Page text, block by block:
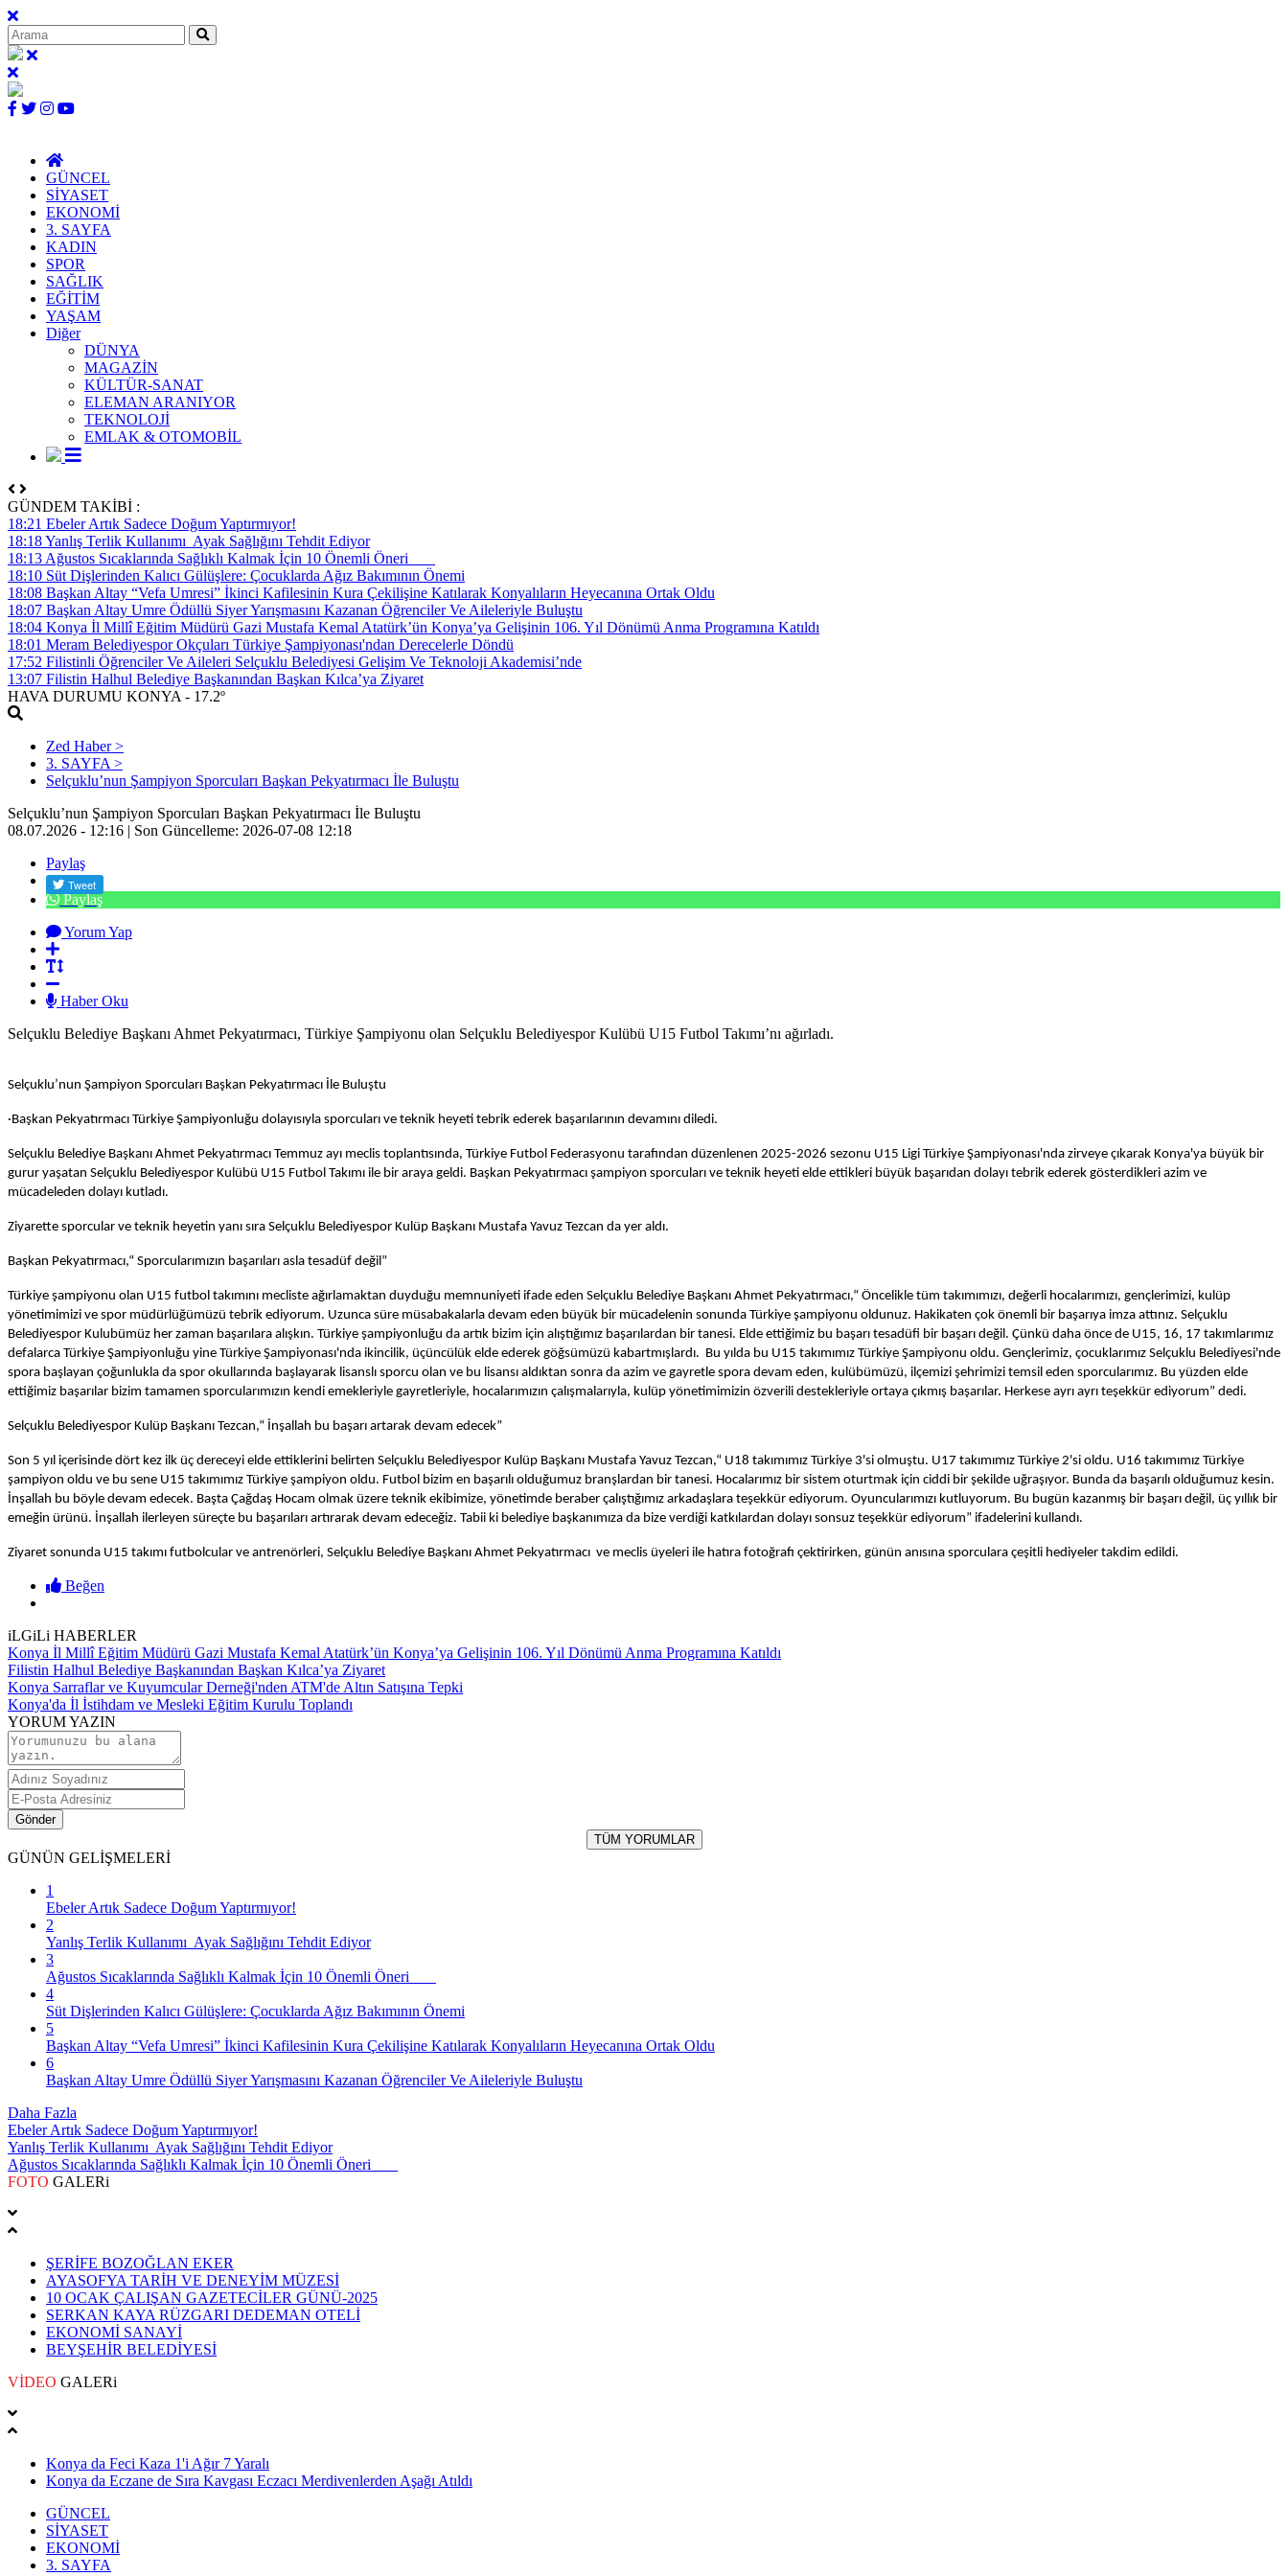
GÜNCEL
SİYASET
EKONOMİ
3. SAYFA
KADIN
SPOR
SAĞLIK
EĞİTİM
YAŞAM
Diğer
DÜNYA
MAGAZİN
KÜLTÜR-SANAT
ELEMAN ARANIYOR
TEKNOLOJİ
EMLAK & OTOMOBİL
GÜNDEM TAKİBİ :
18:21 Ebeler Artık Sadece Doğum Yaptırmıyor!
18:18 Yanlış Terlik Kullanımı Ayak Sağlığını Tehdit Ediyor
18:13 Ağustos Sıcaklarında Sağlıklı Kalmak İçin 10 Önemli Öneri
18:10 Süt Dişlerinden Kalıcı Gülüşlere: Çocuklarda Ağız Bakımının Önemi
18:08 Başkan Altay “Vefa Umresi” İkinci Kafilesinin Kura Çekilişine Katılarak Konyalıların Heyecanına Ortak Oldu
18:07 Başkan Altay Umre Ödüllü Siyer Yarışmasını Kazanan Öğrenciler Ve Aileleriyle Buluştu
18:04 Konya İl Millî Eğitim Müdürü Gazi Mustafa Kemal Atatürk’ün Konya’ya Gelişinin 106. Yıl Dönümü Anma Programına Katıldı
18:01 Meram Belediyespor Okçuları Türkiye Şampiyonası'ndan Derecelerle Döndü
17:52 Filistinli Öğrenciler Ve Aileleri Selçuklu Belediyesi Gelişim Ve Teknoloji Akademisi’nde
13:07 Filistin Halhul Belediye Başkanından Başkan Kılca’ya Ziyaret
HAVA DURUMU KONYA - 17.2º
Zed Haber >
3. SAYFA >
Selçuklu’nun Şampiyon Sporcuları Başkan Pekyatırmacı İle Buluştu
Selçuklu’nun Şampiyon Sporcuları Başkan Pekyatırmacı İle Buluştu
08.07.2026 - 12:16 | Son Güncelleme: 2026-07-08 12:18
Paylaş
Paylaş
Yorum Yap
Haber Oku
Selçuklu Belediye Başkanı Ahmet Pekyatırmacı, Türkiye Şampiyonu olan Selçuklu Belediyespor Kulübü U15 Futbol Takımı’nı ağırladı.
Selçuklu’nun Şampiyon Sporcuları Başkan Pekyatırmacı İle Buluştu
·Başkan Pekyatırmacı Türkiye Şampiyonluğu dolayısıyla sporcuları ve teknik heyeti tebrik ederek başarılarının devamını diledi.
Selçuklu Belediye Başkanı Ahmet Pekyatırmacı Temmuz ayı meclis toplantısında, Türkiye Futbol Federasyonu tarafından düzenlenen 2025-2026 sezonu U15 Ligi Türkiye Şampiyonası'nda zirveye çıkarak Konya'ya büyük bir
gurur yaşatan Selçuklu Belediyespor Kulübü U15 Futbol Takımı ile bir araya geldi. Başkan Pekyatırmacı şampiyon sporcuları ve teknik heyeti elde ettikleri büyük başarıdan dolayı tebrik ederek gösterdikleri azim ve
mücadeleden dolayı kutladı.
Ziyarette sporcular ve teknik heyetin yanı sıra Selçuklu Belediyespor Kulüp Başkanı Mustafa Yavuz Tezcan da yer aldı.
Başkan Pekyatırmacı,“ Sporcularımızın başarıları asla tesadüf değil”
Türkiye şampiyonu olan U15 futbol takımını mecliste ağırlamaktan duyduğu memnuniyeti ifade eden Selçuklu Belediye Başkanı Ahmet Pekyatırmacı,“ Öncelikle tüm takımımızı, değerli hocalarımızı, gençlerimizi, kulüp
yönetimimizi ve spor müdürlüğümüzü tebrik ediyorum. Uzunca süre müsabakalarla devam eden büyük bir mücadelenin sonunda Türkiye şampiyonu oldunuz. Hakikaten çok önemli bir başarıya imza attınız. Selçuklu
Belediyespor Kulubümüz her zaman başarılara alışkın. Türkiye şampiyonluğu da artık bizim için alıştığımız başarılardan bir tanesi. Elde ettiğimiz bu başarı tesadüfi bir başarı değil. Çünkü daha önce de U15, 16, 17 takımlarımız
defalarca Türkiye Şampiyonluğu yine Türkiye Şampiyonası'nda ikincilik, üçüncülük elde ederek göğsümüzü kabartmışlardı. Bu yılda bu U15 takımımız Türkiye Şampiyonu oldu. Gençlerimiz, çocuklarımız Selçuklu Belediyesi'nde
spora başlayan çoğunlukla da spor okullarında başlayarak lisanslı sporcu olan ve bu lisansı aldıktan sonra da azim ve gayretle spora devam eden, kulübümüzü, ilçemizi şehrimizi temsil eden sporcularımız. Bu yüzden elde
ettiğimiz başarılar bizim tamamen sporcularımızın kendi emekleriyle gayretleriyle, hocalarımızın çalışmalarıyla, kulüp yönetimimizin özverili destekleriyle ortaya çıkmış başarılar. Herkese ayrı ayrı teşekkür ediyorum” dedi.
Selçuklu Belediyespor Kulüp Başkanı Tezcan,“ İnşallah bu başarı artarak devam edecek”
Son 5 yıl içerisinde dört kez ilk üç dereceyi elde ettiklerini belirten Selçuklu Belediyespor Kulüp Başkanı Mustafa Yavuz Tezcan,“ U18 takımımız Türkiye 3'si olmuştu. U17 takımımız Türkiye 2'si oldu. U16 takımımız Türkiye
şampiyon oldu ve bu sene U15 takımımız Türkiye şampiyon oldu. Futbol bizim en başarılı olduğumuz branşlardan bir tanesi. Hocalarımız bir sistem oturtmak için ciddi bir şekilde uğraşıyor. Bunda da başarılı olduğumuz kesin.
İnşallah bu böyle devam edecek. Başta Çağdaş Hocam olmak üzere teknik ekibimize, yönetimde beraber çalıştığımız arkadaşlara teşekkür ediyorum. Oyuncularımızı kutluyorum. Bu bugün kazanmış bir başarı değil, üç yıllık bir
emeğin ürünü. İnşallah ilerleyen süreçte bu başarıları artırarak devam edeceğiz. Tabii ki belediye başkanımıza da bize verdiği katkılardan dolayı sonsuz teşekkür ediyorum” ifadelerini kullandı.
Ziyaret sonunda U15 takımı futbolcular ve antrenörleri, Selçuklu Belediye Başkanı Ahmet Pekyatırmacı ve meclis üyeleri ile hatıra fotoğrafı çektirirken, günün anısına sporculara çeşitli hediyeler takdim edildi.
Beğen
iLGiLi HABERLER
Konya İl Millî Eğitim Müdürü Gazi Mustafa Kemal Atatürk’ün Konya’ya Gelişinin 106. Yıl Dönümü Anma Programına Katıldı
Filistin Halhul Belediye Başkanından Başkan Kılca’ya Ziyaret
Konya Sarraflar ve Kuyumcular Derneği'nden ATM'de Altın Satışına Tepki
Konya'da İl İstihdam ve Mesleki Eğitim Kurulu Toplandı
YORUM YAZIN
Gönder
TÜM YORUMLAR
GÜNÜN GELİŞMELERİ
1
Ebeler Artık Sadece Doğum Yaptırmıyor!
2
Yanlış Terlik Kullanımı Ayak Sağlığını Tehdit Ediyor
3
Ağustos Sıcaklarında Sağlıklı Kalmak İçin 10 Önemli Öneri
4
Süt Dişlerinden Kalıcı Gülüşlere: Çocuklarda Ağız Bakımının Önemi
5
Başkan Altay “Vefa Umresi” İkinci Kafilesinin Kura Çekilişine Katılarak Konyalıların Heyecanına Ortak Oldu
6
Başkan Altay Umre Ödüllü Siyer Yarışmasını Kazanan Öğrenciler Ve Aileleriyle Buluştu
Daha Fazla
Ebeler Artık Sadece Doğum Yaptırmıyor!
Yanlış Terlik Kullanımı Ayak Sağlığını Tehdit Ediyor
Ağustos Sıcaklarında Sağlıklı Kalmak İçin 10 Önemli Öneri
FOTO GALERi
ŞERİFE BOZOĞLAN EKER
AYASOFYA TARİH VE DENEYİM MÜZESİ
10 OCAK ÇALIŞAN GAZETECİLER GÜNÜ-2025
SERKAN KAYA RÜZGARI DEDEMAN OTELİ
EKONOMİ SANAYİ
BEYŞEHİR BELEDİYESİ
VİDEO GALERi
Konya da Feci Kaza 1'i Ağır 7 Yaralı
Konya da Eczane de Sıra Kavgası Eczacı Merdivenlerden Aşağı Atıldı
GÜNCEL
SİYASET
EKONOMİ
3. SAYFA